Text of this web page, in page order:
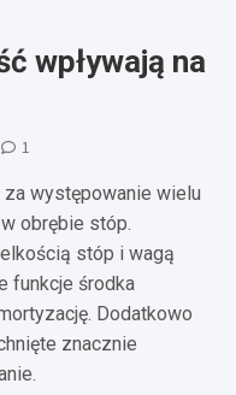
wpływają na
1
za występowanie wielu
obrębie stóp.
stóp i wagą
funkcje środka
Dodatkowo
znacznie